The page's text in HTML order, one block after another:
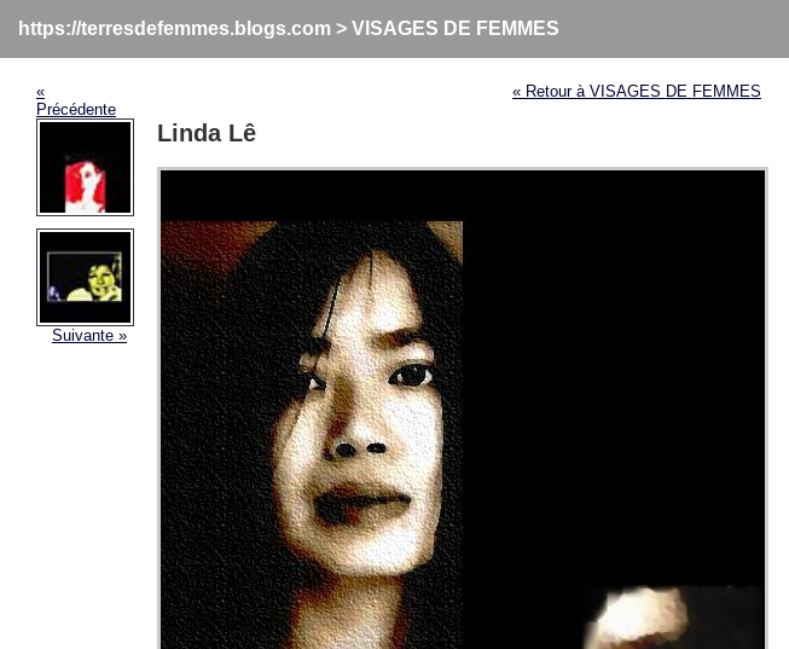
https://terresdefemmes.blogs.com > VISAGES DE FEMMES
«
Précédente
Suivante »
« Retour à VISAGES DE FEMMES
Linda Lê